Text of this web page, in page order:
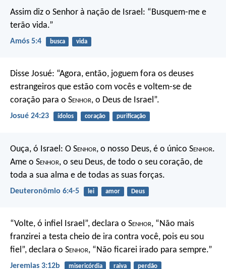
Assim diz o Senhor à nação de Israel: “Busquem-me e
terão vida.”
Amós 5:4 busca vida
Disse Josué: “Agora, então, joguem fora os deuses
estrangeiros que estão com vocês e voltem-se de
coração para o Senhor, o Deus de Israel”.
Josué 24:23 ídolos coração purificação
Ouça, ó Israel: O Senhor, o nosso Deus, é o único Senhor.
Ame o Senhor, o seu Deus, de todo o seu coração, de
toda a sua alma e de todas as suas forças.
Deuteronômio 6:4-5 lei amor Deus
“Volte, ó infiel Israel”, declara o Senhor, “Não mais
franzirei a testa cheio de ira contra você, pois eu sou
fiel”, declara o Senhor, “Não ficarei irado para sempre.”
Jeremias 3:12b misericórdia raiva perdão